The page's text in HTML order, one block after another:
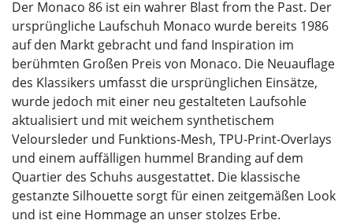
Der Monaco 86 ist ein wahrer Blast from the Past. Der
ursprüngliche Laufschuh Monaco wurde bereits 1986
auf den Markt gebracht und fand Inspiration im
berühmten Großen Preis von Monaco. Die Neuauflage
des Klassikers umfasst die ursprünglichen Einsätze,
wurde jedoch mit einer neu gestalteten Laufsohle
aktualisiert und mit weichem synthetischem
Veloursleder und Funktions-Mesh, TPU-Print-Overlays
und einem auffälligen hummel Branding auf dem
Quartier des Schuhs ausgestattet. Die klassische
gestanzte Silhouette sorgt für einen zeitgemäßen Look
und ist eine Hommage an unser stolzes Erbe.